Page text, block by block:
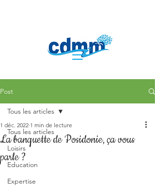
Post
Tous les articles
Loisirs
Education
Expertise
Tous les articles
La banquette de Posidonie, ça vous
parle ?
1 déc. 2022 1 min de lecture